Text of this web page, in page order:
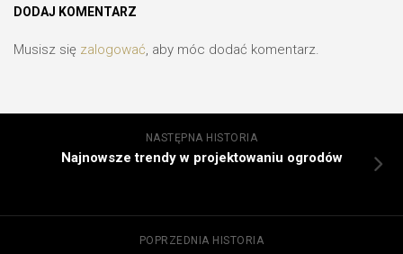
DODAJ KOMENTARZ
Musisz się zalogować, aby móc dodać komentarz.
NASTĘPNA HISTORIA
Najnowsze trendy w projektowaniu ogrodów
POPRZEDNIA HISTORIA